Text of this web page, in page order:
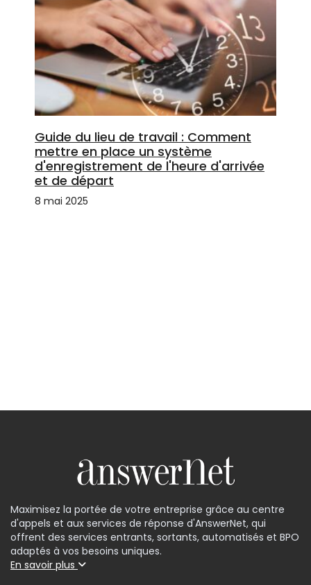
Guide du lieu de travail : Comment
mettre en place un système
d'enregistrement de l'heure d'arrivée
et de départ
8 mai 2025
Maximisez la portée de votre entreprise grâce au centre
d'appels et aux services de réponse d'AnswerNet, qui
offrent des services entrants, sortants, automatisés et BPO
adaptés à vos besoins uniques.
En savoir plus